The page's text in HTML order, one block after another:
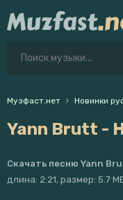
Музфаст.нет Новинки
Yann Brutt -
Скачать песню Yann
длина: 2:21, размер: 5.7